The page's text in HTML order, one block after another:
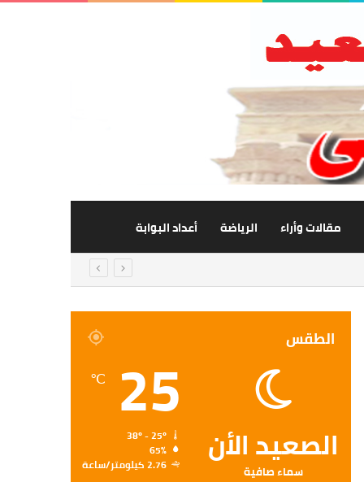
مقالات وأراء الرياضة أعداد البوابة
الطقس
الصعيد الأن
سماء صافية
25
℃
65%
2.76 كيلومتر/ساعة